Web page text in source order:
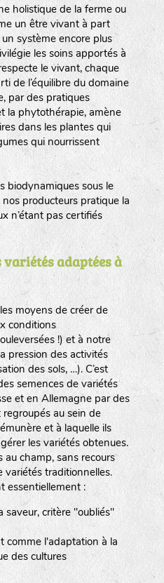
holistique de la ferme ou
un être vivant à part
système encore plus
les soins apportés à
le vivant, chaque
de l’équilibre du domaine
par des pratiques
la phytothérapie, amène
dans les plantes qui
qui nourrissent
biodynamiques sous le
producteurs pratique la
n’étant pas certifiés
adaptées à
moyens de créer de
conditions
!) et à notre
pression des activités
des sols, …). C’est
semences de variétés
et en Allemagne par des
au sein de
et à laquelle ils
les variétés obtenues.
au champ, sans recours
variétés traditionnelles.
essentiellement :
saveur, critère "oubliés"
comme l'adaptation à la
des cultures
(BGH)
www.bolster.nl
(en haut à gauche)
de nuit)
fournisseur de la
cultivée